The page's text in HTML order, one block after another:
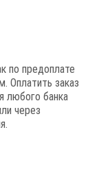
по предоплате
Оплатить заказ
любого банка
через